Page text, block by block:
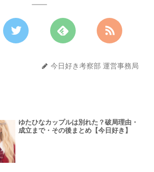
今日好き考察部 運営事務局
ゆたひなカップルは別れた？破局理由・
成立まで・その後まとめ【今日好き】